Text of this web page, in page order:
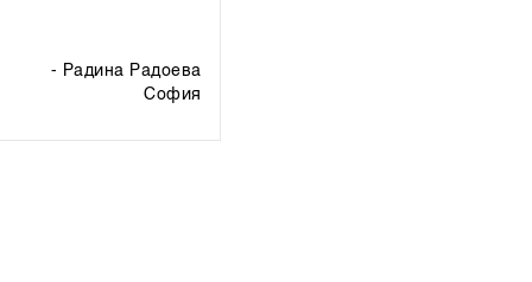
- Радина Радоева
софия